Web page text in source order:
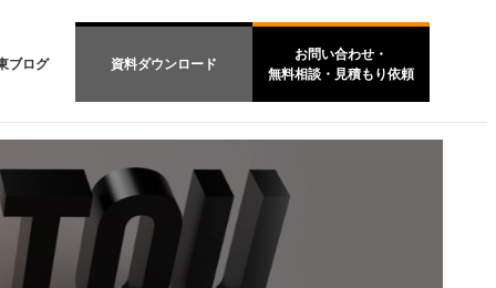
資料ダウンロード
お問い合わせ・
無料相談・見積もり依頼
ブログ